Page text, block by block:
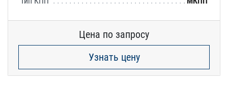
Цена по запросу
Узнать цену